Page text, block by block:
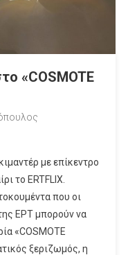
«COSMOTE
με επίκεντρο
το ERTFLIX.
που οι
ΕΡΤ μπορούν να
«COSMOTE
ξεριζωμός, η